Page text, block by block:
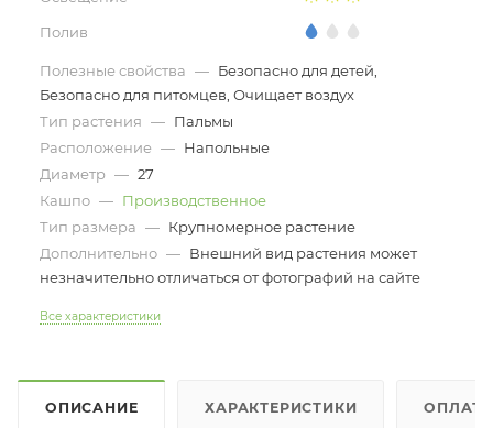
Полив
Полезные свойства — Безопасно для детей,
Безопасно для питомцев, Очищает воздух
Тип растения — Пальмы
Расположение — Напольные
Диаметр — 27
Кашпо — Производственное
Тип размера — Крупномерное растение
Дополнительно — Внешний вид растения может
незначительно отличаться от фотографий на сайте
Все характеристики
ОПИСАНИЕ ХАРАКТЕРИСТИКИ